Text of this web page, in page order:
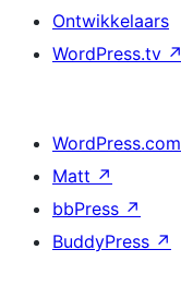
Ontwikkelaars
WordPress.tv ↗
WordPress.com
Matt ↗
bbPress ↗
BuddyPress ↗